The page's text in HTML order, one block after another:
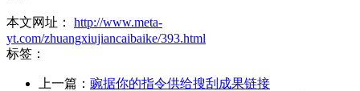
本文网址： http://www.meta-
yt.com/zhuangxiujiancaibaike/393.html
标签：
上一篇： 豌据你的指令供给搜刮成果链接